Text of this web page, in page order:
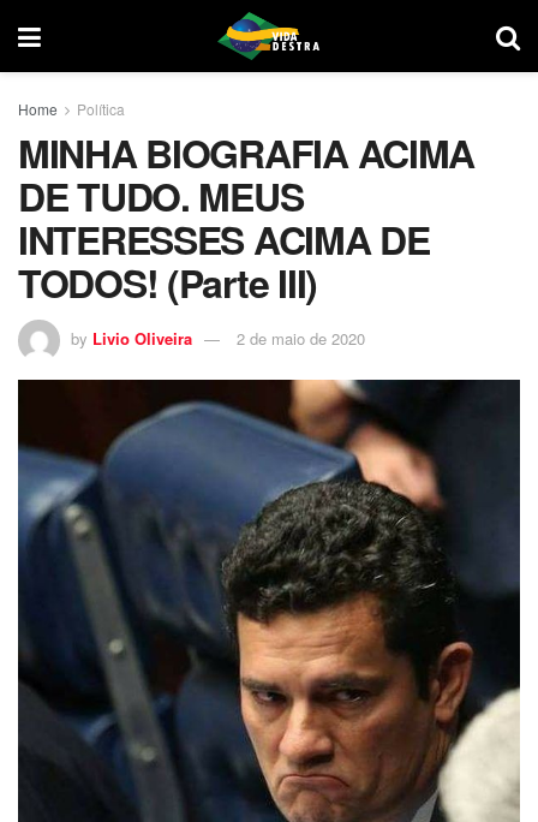
Home Política
MINHA BIOGRAFIA ACIMA
DE TUDO. MEUS
INTERESSES ACIMA DE
TODOS! (Parte III)
by Livio Oliveira 2 de maio de 2020